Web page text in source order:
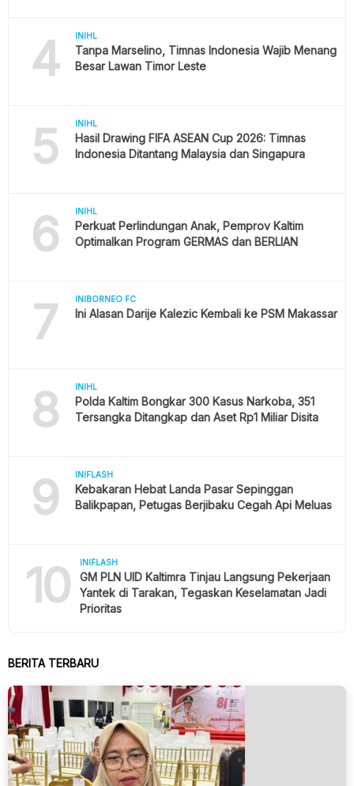
4 INIHL
Tanpa Marselino, Timnas Indonesia Wajib Menang
Besar Lawan Timor Leste
5 INIHL
Hasil Drawing FIFA ASEAN Cup 2026: Timnas
Indonesia Ditantang Malaysia dan Singapura
6 INIHL
Perkuat Perlindungan Anak, Pemprov Kaltim
Optimalkan Program GERMAS dan BERLIAN
7 INIBORNEO FC
Ini Alasan Darije Kalezic Kembali ke PSM Makassar
8 INIHL
Polda Kaltim Bongkar 300 Kasus Narkoba, 351
Tersangka Ditangkap dan Aset Rp1 Miliar Disita
9 INIFLASH
Kebakaran Hebat Landa Pasar Sepinggan
Balikpapan, Petugas Berjibaku Cegah Api Meluas
10 INIFLASH
GM PLN UID Kaltimra Tinjau Langsung Pekerjaan
Yantek di Tarakan, Tegaskan Keselamatan Jadi
Prioritas
BERITA TERBARU